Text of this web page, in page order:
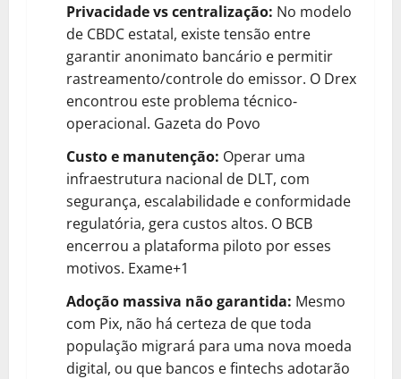
Privacidade vs centralização: No modelo
de CBDC estatal, existe tensão entre
garantir anonimato bancário e permitir
rastreamento/controle do emissor. O Drex
encontrou este problema técnico‐
operacional. Gazeta do Povo
Custo e manutenção: Operar uma
infraestrutura nacional de DLT, com
segurança, escalabilidade e conformidade
regulatória, gera custos altos. O BCB
encerrou a plataforma piloto por esses
motivos. Exame+1
Adoção massiva não garantida: Mesmo
com Pix, não há certeza de que toda
população migrará para uma nova moeda
digital, ou que bancos e fintechs adotarão